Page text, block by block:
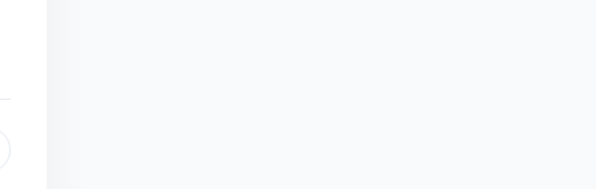
Beri rating halaman ini